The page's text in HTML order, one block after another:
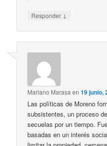
Responder ↓
Mariano Marasa en19 junio,
Las políticas de Moreno
subsistentes, un proceso
secuelas por un tiempo.
basadas en un interés